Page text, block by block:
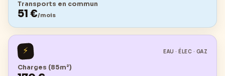
Transports en commun
51 €/mois
⚡ EAU · ÉLEC · GAZ
Charges (85m²)